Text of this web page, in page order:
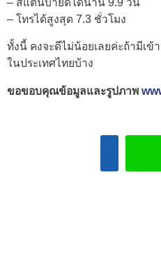
– โทรได้สูงสุด 7.3 ชั่วโมง
ทั้งนี้ คงจะดีไม่น้อยเลยค่ะถ้ามีเข้
ในประเทศไทยบ้าง
ขอขอบคุณข้อมูลและรูปภาพ